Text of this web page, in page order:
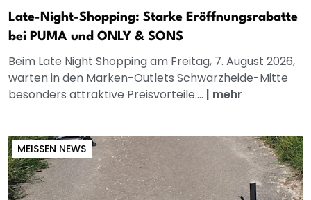
Late-Night-Shopping: Starke Eröffnungsrabatte
bei PUMA und ONLY & SONS
Beim Late Night Shopping am Freitag, 7. August 2026,
warten in den Marken-Outlets Schwarzheide-Mitte
besonders attraktive Preisvorteile.... | mehr
MEISSEN NEWS